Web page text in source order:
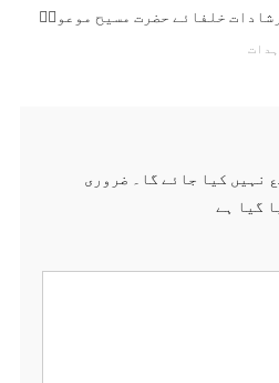
خلفائے حضرت مسیح موعودؑ
نہیں کیا جائے گا۔
ضروری
گیا ہے